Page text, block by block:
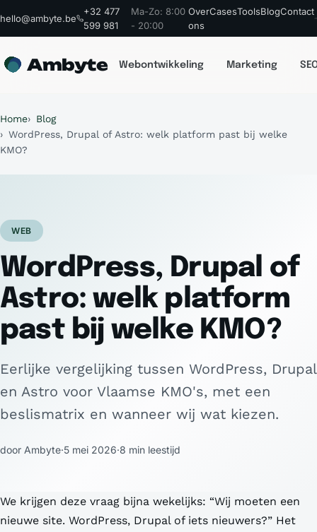
hello@ambyte.be
+32 477
599 981
Ma-Zo: 8:00
- 20:00
Over
ons
CasesToolsBlogContact
Ambyte Webontwikkeling Marketing
Home
Blog
WordPress, Drupal of Astro: welk platform past bij welke
KMO?
WEB
WordPress, Drupal of
Astro: welk platform
past bij welke KMO?
Eerlijke vergelijking tussen WordPress, Drupal
en Astro voor Vlaamse KMO's, met een
beslismatrix en wanneer wij wat kiezen.
door Ambyte·5 mei 2026·8 min leestijd
We krijgen deze vraag bijna wekelijks: “Wij moeten een
nieuwe site. WordPress, Drupal of iets nieuwers?” Het